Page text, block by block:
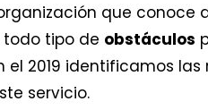
que conoce
tipo de obstáculos
el 2019 identificamos
servicio.